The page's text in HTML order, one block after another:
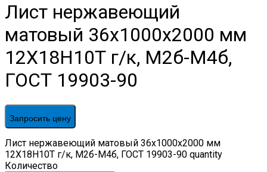
Лист нержавеющий
матовый 36х1000х2000 мм
12Х18Н10Т г/к, М2б-М4б,
ГОСТ 19903-90
Запросить цену
Лист нержавеющий матовый 36х1000х2000 мм
12Х18Н10Т г/к, М2б-М4б, ГОСТ 19903-90 quantity
Количество